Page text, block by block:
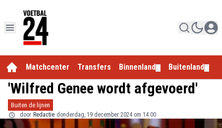
Matchcenter Transfers Binnenland Buitenland
'Wilfred Genee wordt afgevoerd'
Buiten de lijnen
door Redactie donderdag, 19 december 2024 om 14:00